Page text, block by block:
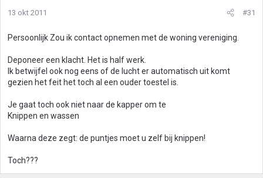
13 okt 2011 #31
Persoonlijk Zou ik contact opnemen met de woning vereniging.
Deponeer een klacht. Het is half werk.
Ik betwijfel ook nog eens of de lucht er automatisch uit komt
gezien het feit het toch al een ouder toestel is.
Je gaat toch ook niet naar de kapper om te
Knippen en wassen
Waarna deze zegt: de puntjes moet u zelf bij knippen!
Toch???